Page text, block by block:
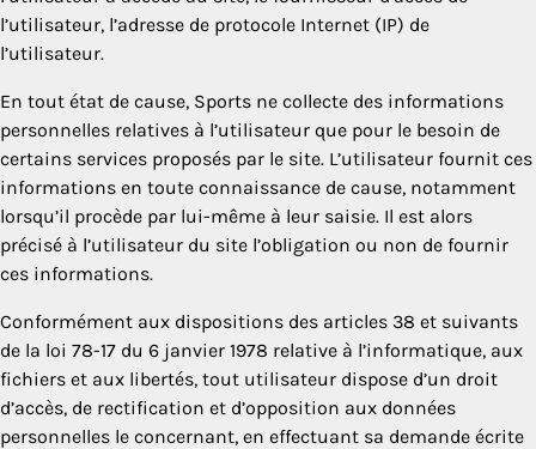
l’utilisateur, l’adresse de protocole Internet (IP) de
l’utilisateur.
En tout état de cause, Sports ne collecte des informations
personnelles relatives à l’utilisateur que pour le besoin de
certains services proposés par le site. L’utilisateur fournit ces
informations en toute connaissance de cause, notamment
lorsqu’il procède par lui-même à leur saisie. Il est alors
précisé à l’utilisateur du site l’obligation ou non de fournir
ces informations.
Conformément aux dispositions des articles 38 et suivants
de la loi 78-17 du 6 janvier 1978 relative à l’informatique, aux
fichiers et aux libertés, tout utilisateur dispose d’un droit
d’accès, de rectification et d’opposition aux données
personnelles le concernant, en effectuant sa demande écrite